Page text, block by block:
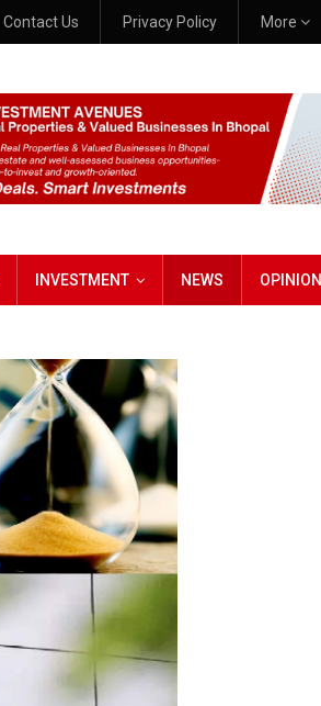
Contact Us Privacy Policy More
INVESTMENT NEWS OPINION